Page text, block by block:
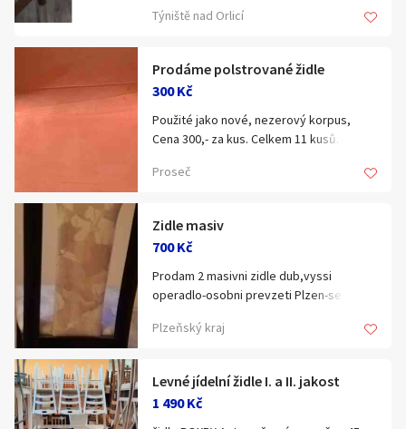
euromeb. Rozměry dřevěné židle
Týniště nad Orlicí
Prodáme polstrované židle
300 Kč
Použité jako nové, nezerový korpus,
Cena 300,- za kus. Celkem 11 kusů.
Proseč
Zidle masiv
700 Kč
Prodam 2 masivni zidle dub,vyssi
operadlo-osobni prevzeti Plzen-sever
Plzeňský kraj
Levné jídelní židle I. a II. jakost
1 490 Kč